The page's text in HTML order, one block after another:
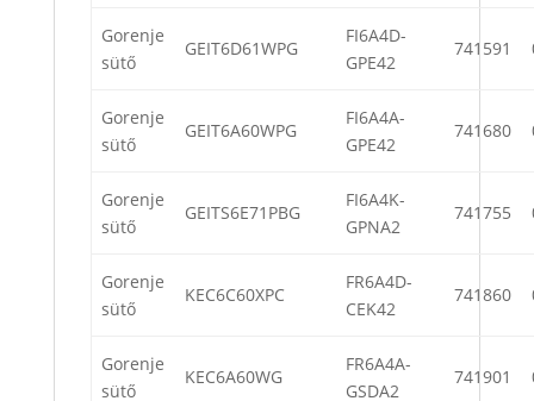
Gorenje
sütő
GEIT6D61WPG
FI6A4D-
GPE42
741591
Gorenje
sütő
GEIT6A60WPG
FI6A4A-
GPE42
741680
Gorenje
sütő
GEITS6E71PBG
FI6A4K-
GPNA2
741755
Gorenje
sütő
KEC6C60XPC
FR6A4D-
CEK42
741860
Gorenje
sütő
KEC6A60WG
FR6A4A-
GSDA2
741901